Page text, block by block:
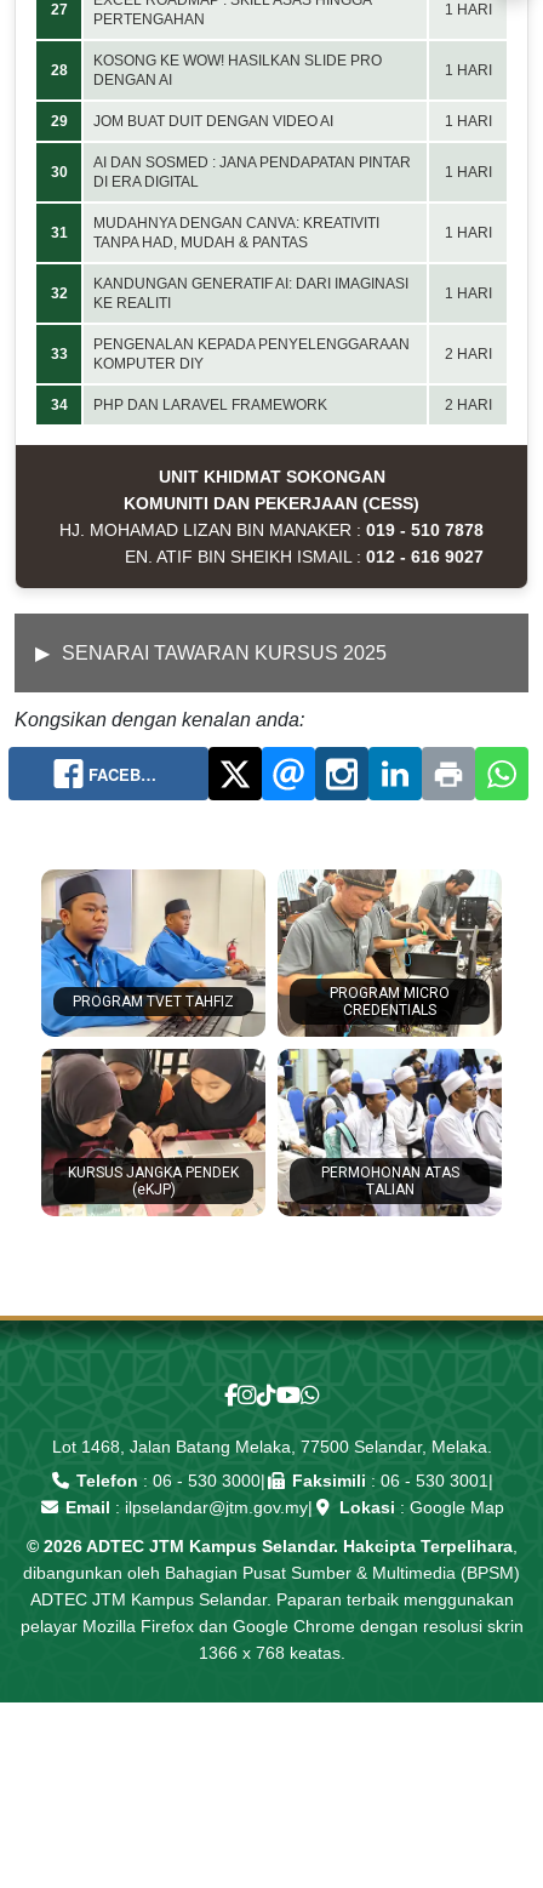
27
PERTENGAHAN
1 HARI
28
KOSONG KE WOW! HASILKAN SLIDE PRO
DENGAN AI
1 HARI
29 JOM BUAT DUIT DENGAN VIDEO AI 1 HARI
30
AI DAN SOSMED : JANA PENDAPATAN PINTAR
DI ERA DIGITAL
1 HARI
31
MUDAHNYA DENGAN CANVA: KREATIVITI
TANPA HAD, MUDAH & PANTAS
1 HARI
32
KANDUNGAN GENERATIF AI: DARI IMAGINASI
KE REALITI
1 HARI
33
PENGENALAN KEPADA PENYELENGGARAAN
KOMPUTER DIY
2 HARI
34 PHP DAN LARAVEL FRAMEWORK 2 HARI
UNIT KHIDMAT SOKONGAN
KOMUNITI DAN PEKERJAAN (CESS)
HJ. MOHAMAD LIZAN BIN MANAKER : 019 - 510 7878
EN. ATIF BIN SHEIKH ISMAIL : 012 - 616 9027
SENARAI TAWARAN KURSUS 2025
Kongsikan dengan kenalan anda:
FACEB…
PROGRAM TVET TAHFIZ
PROGRAM MICRO
CREDENTIALS
KURSUS JANGKA PENDEK
(eKJP)
PERMOHONAN ATAS
TALIAN
Lot 1468, Jalan Batang Melaka, 77500 Selandar, Melaka.
Telefon : 06 - 530 3000| Faksimili : 06 - 530 3001 |
Email : ilpselandar@jtm.gov.my| Lokasi : Google Map
© 2026 ADTEC JTM Kampus Selandar. Hakcipta Terpelihara,
dibangunkan oleh Bahagian Pusat Sumber & Multimedia (BPSM)
ADTEC JTM Kampus Selandar. Paparan terbaik menggunakan
pelayar Mozilla Firefox dan Google Chrome dengan resolusi skrin
1366 x 768 keatas.